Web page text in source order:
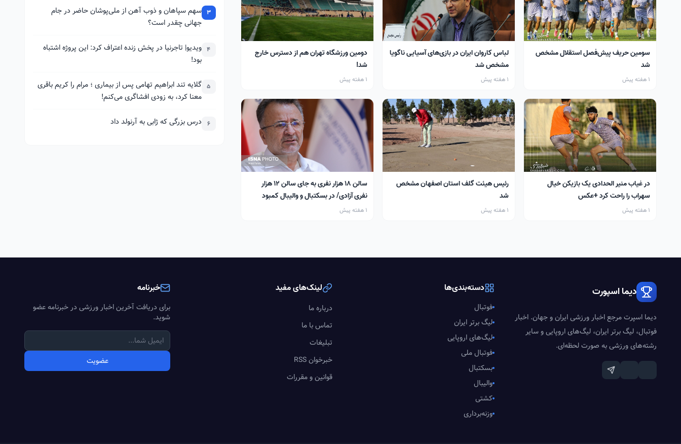
سومین حریف پیش‌فصل استقلال مشخص
شد
1 هفته پیش
لباس کاروان ایران در بازی‌های آسیایی ناگویا
مشخص شد
1 هفته پیش
دومین ورزشگاه تهران هم از دسترس خارج
شد!
1 هفته پیش
در غیاب منیر الحدادی یک بازیکن خیال
سهراب را راحت کرد +عکس
1 هفته پیش
رئیس هیئت گلف استان اصفهان مشخص
شد
1 هفته پیش
سالن ۱۸ هزار نفری به جای سالن ۱۲ هزار
نفری آزادی/ در بسکتبال و والیبال کمبود
سالن داریم1 هفته پیش
3 سهم سپاهان و ذوب آهن از ملی‌پوشان حاضر در جام
جهانی چقدر است؟
4 ویدیو| تاجرنیا در پخش زنده اعتراف کرد: این پروژه اشتباه
بود!
5 گلایه تند ابراهیم تهامی پس از بیماری ؛ مرام را کریم باقری
معنا کرد، به زودی افشاگری می‌کنم!
6 درس بزرگی که ژابی به آرنولد داد
دیما اسپورت
دیما اسپرت مرجع اخبار ورزشی ایران و جهان. اخبار
فوتبال، لیگ برتر ایران، لیگ‌های اروپایی و سایر
رشته‌های ورزشی به صورت لحظه‌ای.
دسته‌بندی‌ها
فوتبال
لیگ برتر ایران
لیگ‌های اروپایی
فوتبال ملی
بسکتبال
والیبال
کشتی
وزنه‌برداری
لینک‌های مفید
درباره ما
تماس با ما
تبلیغات
خبرخوان RSS
قوانین و مقررات
خبرنامه
برای دریافت آخرین اخبار ورزشی در خبرنامه عضو
شوید.
عضویت